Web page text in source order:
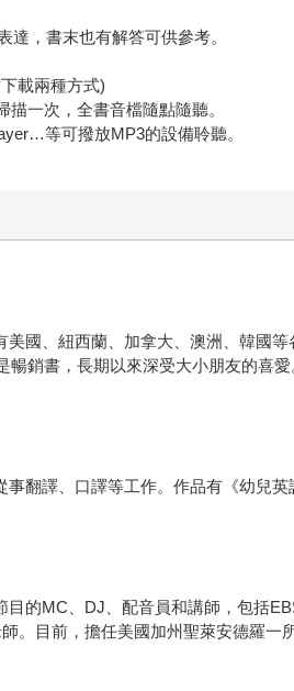
達，書末也有解答可供參考。
載兩種方式)
一次，全書音檔隨點隨聽。
等可撥放MP3的設備聆聽。
國、紐西蘭、加拿大、澳洲、韓國
銷書，長期以來深受大小朋友的喜
翻譯、口譯等工作。作品有《幼兒英
的MC、DJ、配音員和講師，包括
。目前，擔任美國加州聖萊安德羅一